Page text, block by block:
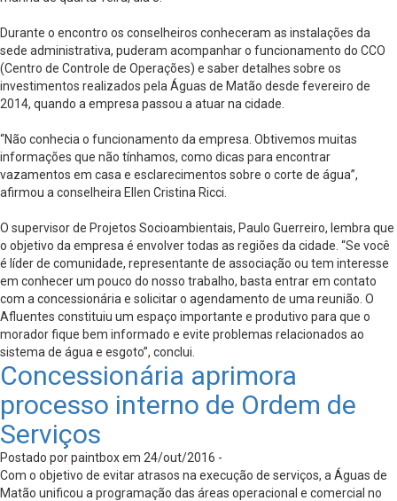
Durante o encontro os conselheiros conheceram as instalações da
sede administrativa, puderam acompanhar o funcionamento do CCO
(Centro de Controle de Operações) e saber detalhes sobre os
investimentos realizados pela Águas de Matão desde fevereiro de
2014, quando a empresa passou a atuar na cidade.
“Não conhecia o funcionamento da empresa. Obtivemos muitas
informações que não tínhamos, como dicas para encontrar
vazamentos em casa e esclarecimentos sobre o corte de água”,
afirmou a conselheira Ellen Cristina Ricci.
O supervisor de Projetos Socioambientais, Paulo Guerreiro, lembra que
o objetivo da empresa é envolver todas as regiões da cidade. “Se você
é líder de comunidade, representante de associação ou tem interesse
em conhecer um pouco do nosso trabalho, basta entrar em contato
com a concessionária e solicitar o agendamento de uma reunião. O
Afluentes constituiu um espaço importante e produtivo para que o
morador fique bem informado e evite problemas relacionados ao
sistema de água e esgoto”, conclui.
Concessionária aprimora
processo interno de Ordem de
Serviços
Postado por paintbox em 24/out/2016 -
Com o objetivo de evitar atrasos na execução de serviços, a Águas de
Matão unificou a programação das áreas operacional e comercial no